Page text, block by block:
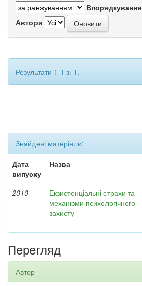
Впорядкування
Автори
Результати 1-1 зі 1.
Знайдені матеріали:
Дата
випуску
Назва
2010
Екзистенціальні страхи та
механізми психологічного
захисту
Перегляд
Автор